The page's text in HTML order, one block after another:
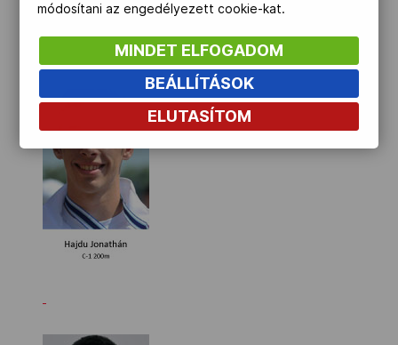
módosítani az engedélyezett cookie-kat.
MINDET ELFOGADOM
BEÁLLÍTÁSOK
ELUTASÍTOM